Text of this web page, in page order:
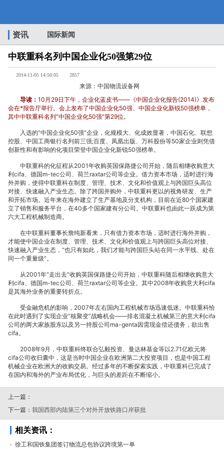
中
联
重
科
名
列
中
国
资讯 国际新闻
中联重科名列中国企业化50强第29位
2014-11-05 14:50:05 2857
来源：中国物流设备网
导读： 10月29日下午，企业化蓝皮书——《中国企业化报告(2014)》发布
会在*报告厅举行。会上发布了中国企业化50强、中国企业化新锐50强榜单，
其中中联重科名列“中国企业化50强”第29位。
入选的“中国企业化50强”企业，化规模大、化成效显著，中国石化、联想
控股、中国工商银行名列前三强;百度、凤凰出版、万科股份等50家企业则凭借
创新性和有影响的化项目荣登中国企业化新锐50强榜单。
中联重科的化征程从2001年收购英国保路捷公司开始，随后相继收购意大
利cifa、德国m-tec公司、荷兰raxtar公司等企业。借力资本市场，适时进行海
外并购，使得中联重科在制度、管理、技术、文化和价值观上与跨国巨头高位
对接、快速融入产业生态。除了跨国并购外，中联重科更以的视角研发、生产
和开拓市场。近年来在海外建立了生产基地及分支机构，目前在近80个国家建
立了销售和服务平台，在40多个国家建有分公司。中联重科也由此一跃成为第
六大工程机械制造商。
在中联重科董事长詹纯新看来，只有借力资本市场，适时进行海外并购，
才能使中国企业在制度、管理、技术、文化和价值观上与跨国巨头高位对接、
快速融入产业生态，“也只有如此，我们才能与跨国巨头站在同一水平线、处在
同一个重量级”。
从2001年“走出去”收购英国保路捷公司开始，中联重科随后相继收购意大
利cifa、德国m-tec公司、荷兰raxtar公司等企业。其中2008年收购意大利cifa
是其海外业务的重要转折点。
受金融危机的影响，2007年左右国内工程机械市场迅速低迷。中联重科恰
在此时遇到了实现企业“核聚变”战略机会——排名混凝土机械第三的意大利cifa
公司的两大家族股东以及另一持股公司ma-genta因需现金偿还债务，欲出售
cifa。
2008年9月，中联重科终联合弘毅投资、曼达林基金等以2.71亿欧元将
cifa公司收归囊中，这是当时中国企业在欧洲第二大投资项目，也是中国工程
机械企业在欧洲大的收购交易。经过多年的不断探索实践，中联重科已完成了
在国内和海外的产业布局优化，与巨头的差距在不断缩小。
上一篇：
下一篇： 我国西部内陆第三个对外开放铁路口岸获批
相关资讯：
徐工和国铁集团签订物流总包协议跨境第一单